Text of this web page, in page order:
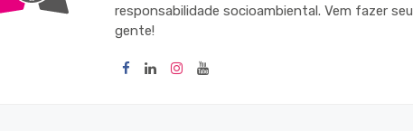
responsabilidade socioambiental. Vem fazer
gente!